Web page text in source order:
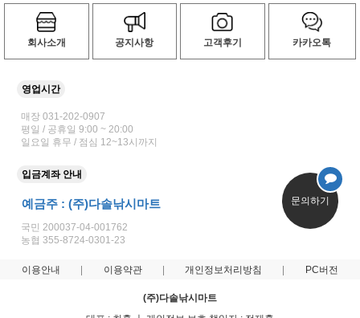
회사소개 공지사항 고객후기 카카오톡
영업시간
매장 031-202-0907
평일 / 공휴일 9:00 ~ 20:00
일요일 휴무 / 점심 12~13시까지
입금계좌 안내
예금주 : (주)다솔낚시마트
국민 200037-04-001762
농협 355-8724-0301-23
문의하기
이용안내 이용약관 개인정보처리방침 PC버전
(주)다솔낚시마트